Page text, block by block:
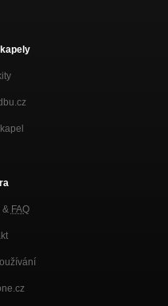
& FAQ